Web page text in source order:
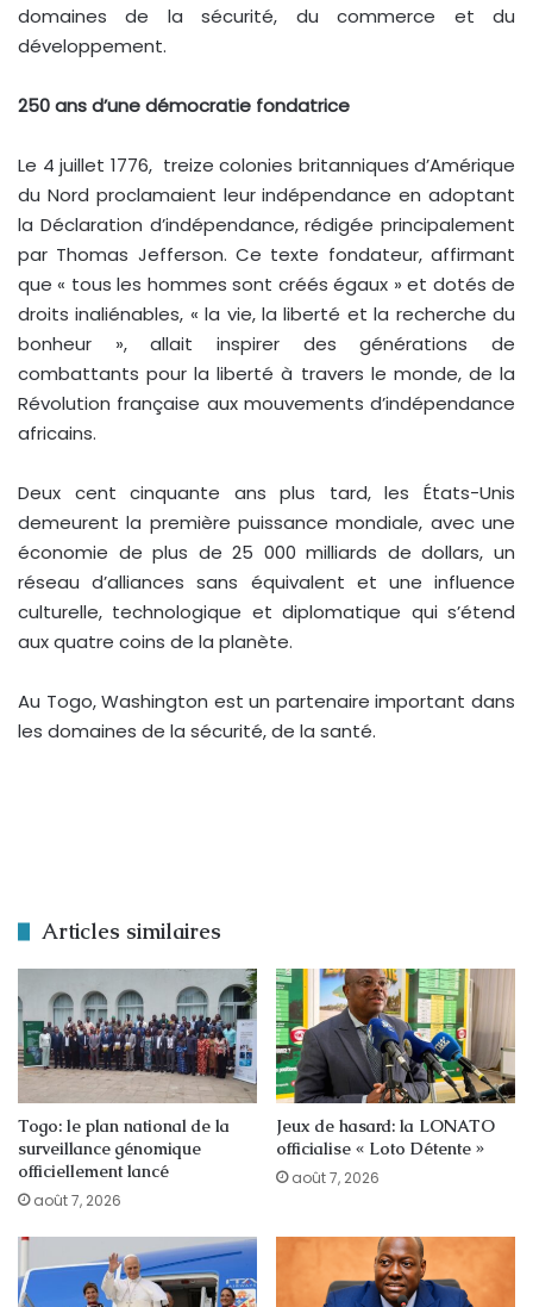
domaines de la sécurité, du commerce et du
développement.
250 ans d’une démocratie fondatrice
Le 4 juillet 1776, treize colonies britanniques d’Amérique
du Nord proclamaient leur indépendance en adoptant
la Déclaration d’indépendance, rédigée principalement
par Thomas Jefferson. Ce texte fondateur, affirmant
que « tous les hommes sont créés égaux » et dotés de
droits inaliénables, « la vie, la liberté et la recherche du
bonheur », allait inspirer des générations de
combattants pour la liberté à travers le monde, de la
Révolution française aux mouvements d’indépendance
africains.
Deux cent cinquante ans plus tard, les États-Unis
demeurent la première puissance mondiale, avec une
économie de plus de 25 000 milliards de dollars, un
réseau d’alliances sans équivalent et une influence
culturelle, technologique et diplomatique qui s’étend
aux quatre coins de la planète.
Au Togo, Washington est un partenaire important dans
les domaines de la sécurité, de la santé.
Articles similaires
Togo: le plan national de la
surveillance génomique
officiellement lancé
août 7, 2026
Jeux de hasard: la LONATO
officialise « Loto Détente »
août 7, 2026